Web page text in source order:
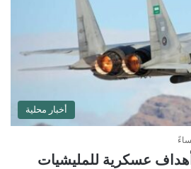
أخبار محلية
عسكرية للمليشيات